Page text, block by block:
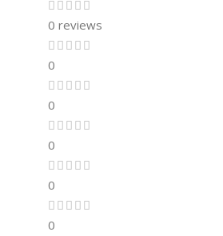
0 reviews
0
0
0
0
0